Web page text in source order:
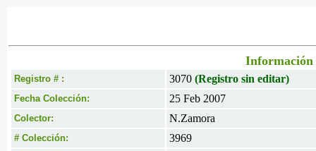
Información
Registro # : 3070 (Registro sin editar)
Fecha Colección: 25 Feb 2007
Colector: N.Zamora
# Colección: 3969